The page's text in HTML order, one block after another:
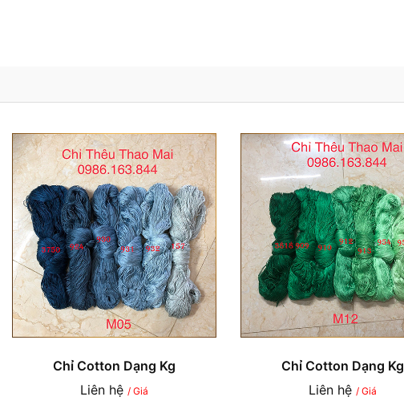
Chỉ Cotton Dạng Kg
Liên hệ / Giá
Chỉ Cotton Dạng Kg
Liên hệ / Giá